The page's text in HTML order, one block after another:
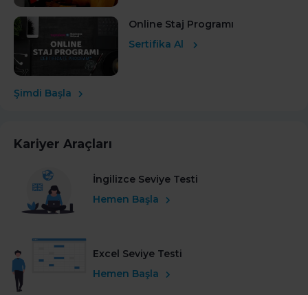
Online Staj Programı
Sertifika Al
Şimdi Başla
Kariyer Araçları
İngilizce Seviye Testi
Hemen Başla
Excel Seviye Testi
Hemen Başla